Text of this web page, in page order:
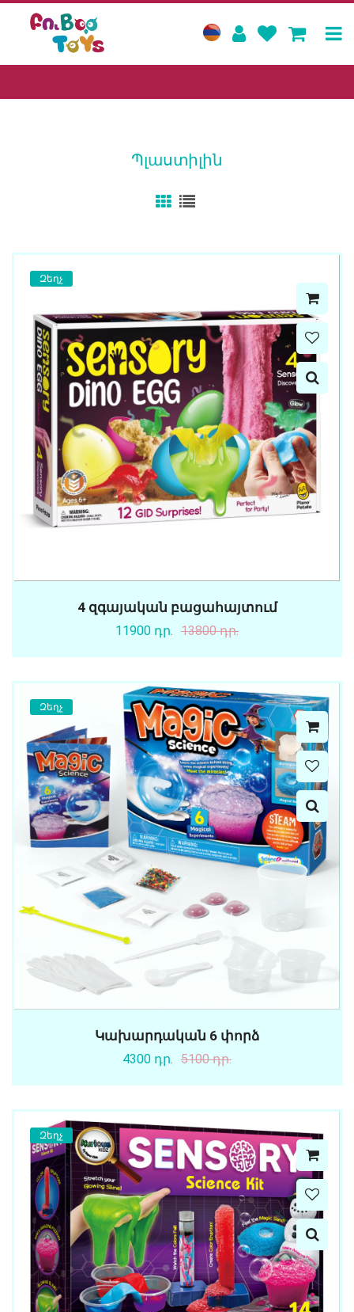
Պլաստիլին
Զեղչ
4 զգայական բացահայտում
11900 դր. 13800 դր.
Զեղչ
Կախարդական 6 փորձ
4300 դր. 5100 դր.
Զեղչ